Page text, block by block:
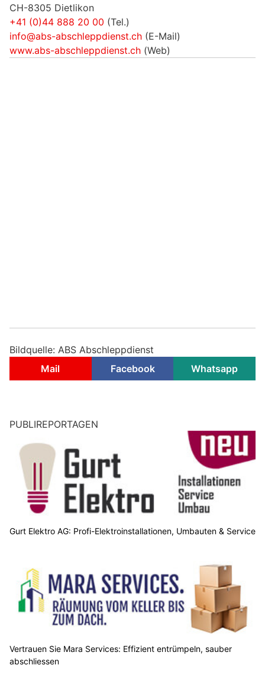
CH-8305 Dietlikon
+41 (0)44 888 20 00 (Tel.)
info@abs-abschleppdienst.ch (E-Mail)
www.abs-abschleppdienst.ch (Web)
Bildquelle: ABS Abschleppdienst
Mail
Facebook Whatsapp
PUBLIREPORTAGEN
Gurt Elektro AG: Profi-Elektroinstallationen, Umbauten & Service
Vertrauen Sie Mara Services: Effizient entrümpeln, sauber
abschliessen